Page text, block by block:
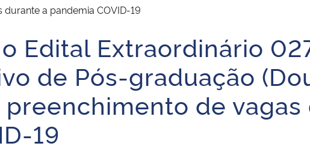
Advocacia-Geral da União Banco Central do Brasil
a pandemia COVID-19
o Edital Extraordinário
de Pós-graduação
de
19